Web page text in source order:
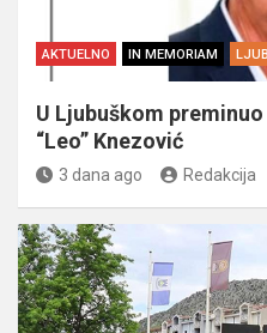
AKTUELNO IN MEMORIAM
U Ljubuškom
“Leo” Knezović
3 dana ago Redakcija